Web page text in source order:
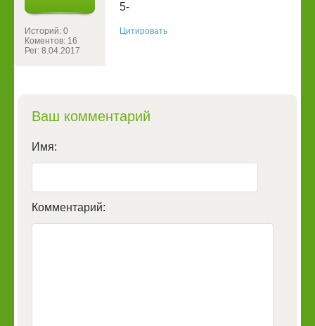
Историй: 0
Коментов: 16
Рег: 8.04.2017
5-
Цитировать
Ваш комментарий
Имя:
Комментарий: